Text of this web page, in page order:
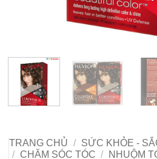
TRANG CHỦ / SỨC KHỎE -
/
CHĂM SÓC TÓC / NHUỘM